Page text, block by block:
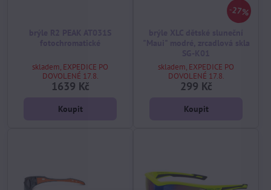
skladem, EXPEDICE PO
DOVOLENÉ 17.8.
1639 Kč
Koupit
27%
skladem, EXPEDICE PO
DOVOLENÉ 17.8.
299 Kč
Koupit